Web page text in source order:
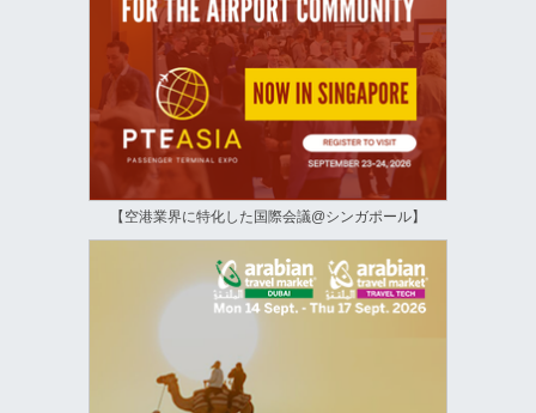
【空港業界に特化した国際会議@シンガポール】